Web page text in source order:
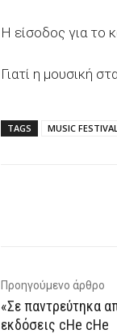
Η είσοδος για το
Γιατί η μουσική
TAGS MUSIC
Προηγούμενο άρθρο
«Σε παντρεύτηκα
εκδόσεις cHe cHe